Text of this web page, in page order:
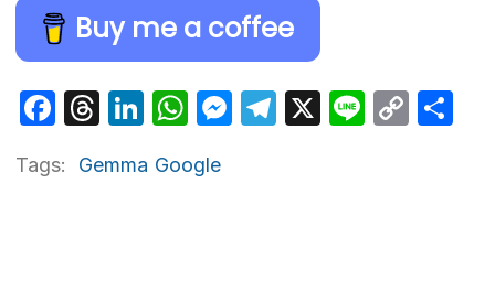
Buy me a coffee
Facebook
Threads
LinkedIn
WhatsApp
Messenger
Telegram
X LineCopy
Tags: Gemma Google